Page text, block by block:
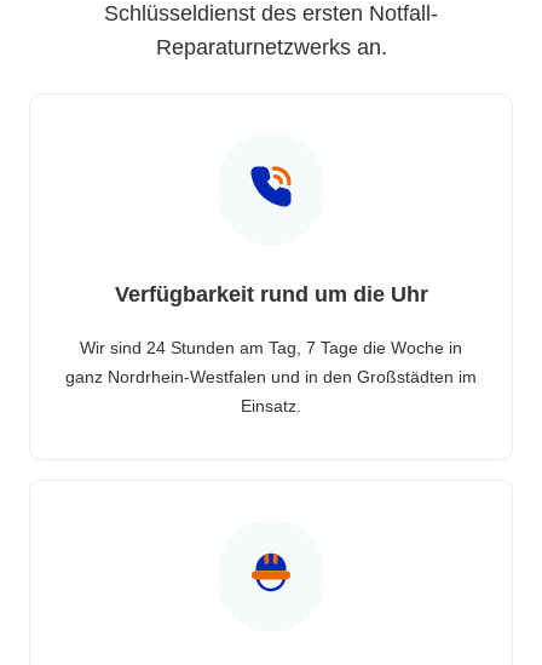
Schlüsseldienst des ersten Notfall-
Reparaturnetzwerks an.
Verfügbarkeit rund um die Uhr
Wir sind 24 Stunden am Tag, 7 Tage die Woche in
ganz Nordrhein-Westfalen und in den Großstädten im
Einsatz.